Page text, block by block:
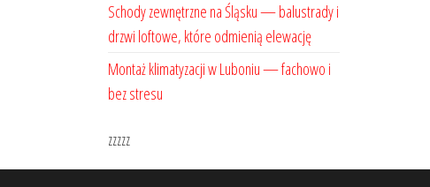
Schody zewnętrzne na Śląsku — balustrady i
drzwi loftowe, które odmienią elewację
Montaż klimatyzacji w Luboniu — fachowo i
bez stresu
zzzzz